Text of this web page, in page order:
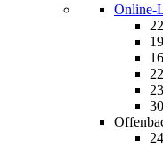
Online-